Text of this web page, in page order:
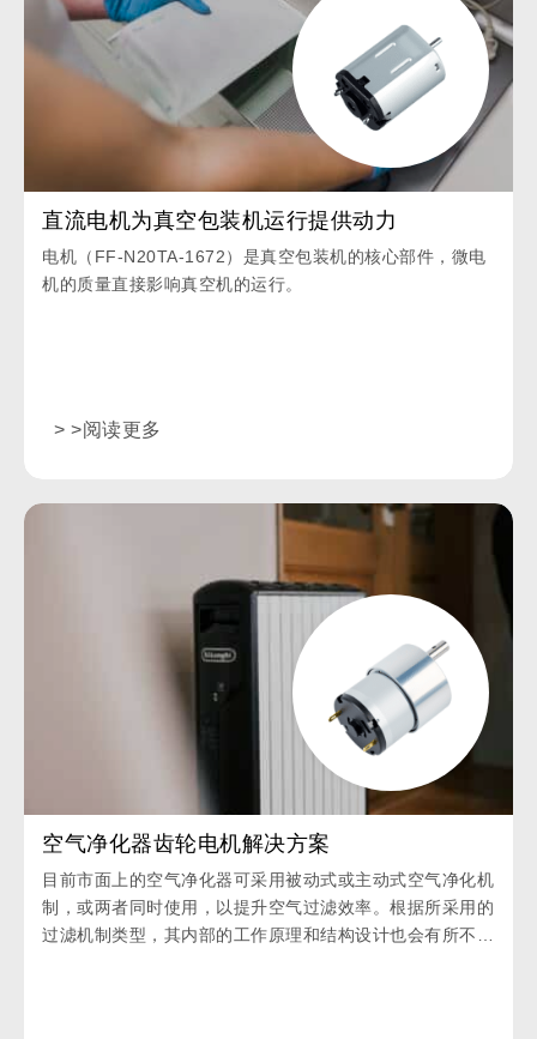
直流电机为真空包装机运行提供动力
电机（FF-N20TA-1672）是真空包装机的核心部件，微电
机的质量直接影响真空机的运行。
> >阅读更多
空气净化器齿轮电机解决方案
目前市面上的空气净化器可采用被动式或主动式空气净化机
制，或两者同时使用，以提升空气过滤效率。根据所采用的
过滤机制类型，其内部的工作原理和结构设计也会有所不